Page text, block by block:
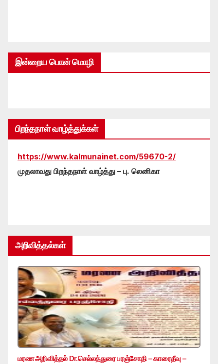
இன்றைய பொன் மொழி
பிறந்தநாள் வாழ்த்துக்கள்
https://www.kalmunainet.com/59670-2/
முதலாவது பிறந்தநாள் வாழ்த்து – பு. லெனிகா
அறிவித்தல்கள்
மரண அறிவித்தல் Dr.செல்லத்துரை பரஞ்சோதி – காரைதீவு –